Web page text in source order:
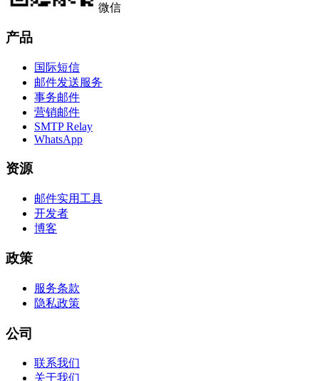
微信
产品
国际短信
邮件发送服务
事务邮件
营销邮件
SMTP Relay
WhatsApp
资源
邮件实用工具
开发者
博客
政策
服务条款
隐私政策
公司
联系我们
关于我们